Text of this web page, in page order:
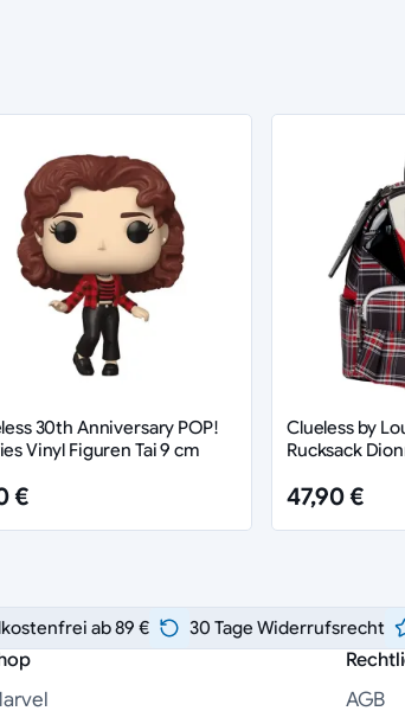
30th Anniversary POP!
Vinyl Figuren Tai 9 cm
€
Clueless by
Rucksack
47,90 €
ab 89 € 30 Tage Widerrufsrecht
AGB